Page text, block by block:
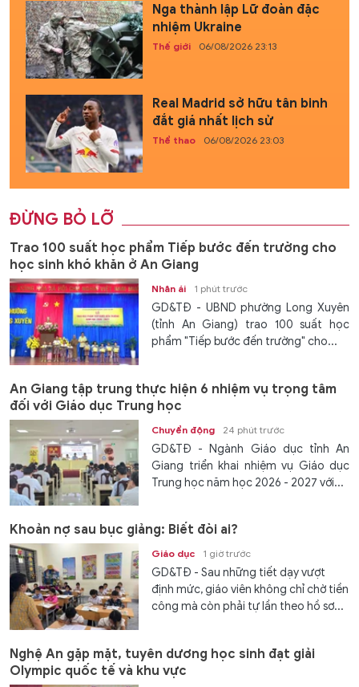
Nga thành lập Lữ đoàn đặc
nhiệm Ukraine
Thế giới 06/08/2026 23:13
Real Madrid sở hữu tân binh
đắt giá nhất lịch sử
Thể thao 06/08/2026 23:03
ĐỪNG BỎ LỠ
Trao 100 suất học phẩm Tiếp bước đến trường cho
học sinh khó khăn ở An Giang
Nhân ái 1 phút trước
GD&TĐ - UBND phường Long Xuyên
(tỉnh An Giang) trao 100 suất học
phẩm "Tiếp bước đến trường" cho...
An Giang tập trung thực hiện 6 nhiệm vụ trọng tâm
đối với Giáo dục Trung học
Chuyển động 24 phút trước
GD&TĐ - Ngành Giáo dục tỉnh An
Giang triển khai nhiệm vụ Giáo dục
Trung học năm học 2026 - 2027 với...
Khoản nợ sau bục giảng: Biết đòi ai?
Giáo dục 1 giờ trước
GD&TĐ - Sau những tiết dạy vượt
định mức, giáo viên không chỉ chờ tiền
công mà còn phải tự lần theo hồ sơ...
Nghệ An gặp mặt, tuyên dương học sinh đạt giải
Olympic quốc tế và khu vực